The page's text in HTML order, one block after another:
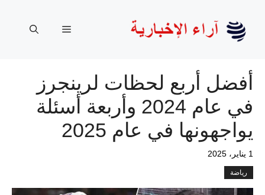
المحتوى
القائمة
أفضل أربع لحظات لرينجرز
في عام 2024 وأربعة أسئلة
يواجهونها في عام 2025
1 يناير، 2025
رياضة